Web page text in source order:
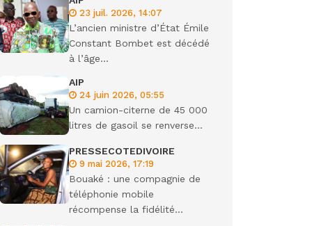
23 juil. 2026, 14:07
L’ancien ministre d’État Émile
Constant Bombet est décédé
à l’âge...
AIP
24 juin 2026, 05:55
Un camion-citerne de 45 000
litres de gasoil se renverse...
PRESSECOTEDIVOIRE
9 mai 2026, 17:19
Bouaké : une compagnie de
téléphonie mobile
récompense la fidélité...